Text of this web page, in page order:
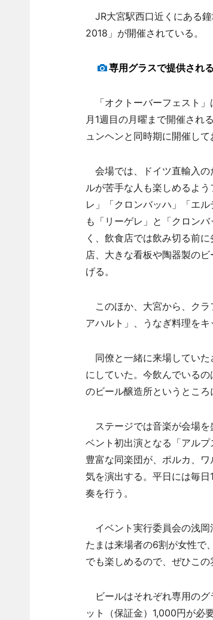
JR大宮駅西口近くにある鐘
2018」が開催されている。
専用グラスで提供され
「オクトーバーフェスト」
月1週目の月曜まで開催され
ュンヘンと同時期に開催して
会場では、ドイツ直輸入の
ルが苦手な人も楽しめるよ
レ」「クロンバッハ」「エ
も「リーゲレ」と「クロン
く、飲食店では飲み切る前
店、大きな看板や陶器製の
げる。
このほか、大宮から、ク
アハルト」、うなぎ料理をキ
同僚と一緒に来場していた
にしていた。今飲んでいる
のビール醸造所というとこ
ステージでは音楽が会場を
ベント初出演となる「アル
豊富な同楽団が、ポルカ、
気を演出する。平日には毎
奏を行う。
イベント実行委員会の浅岡
たまは来場者の6割が女性で
でも楽しめるので、ぜひこの
ビールはそれぞれ専用のグ
ット（保証金）1,000円が必